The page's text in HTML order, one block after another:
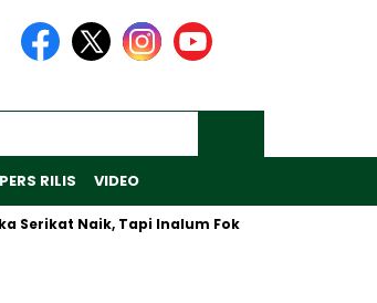
PERS RILIS VIDEO
Naik, Tapi Inalum Fokus Antisipasi Pasar